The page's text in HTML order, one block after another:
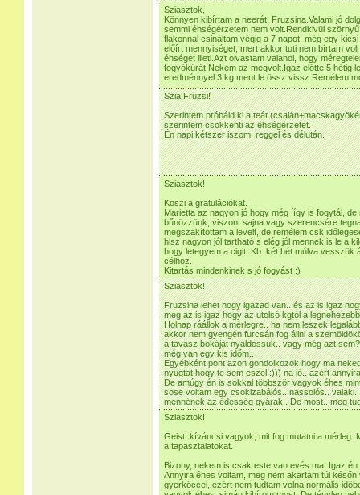
Sziasztok,
Könnyen kibírtam a neerát, Fruzsina.Valami jó
semmi éhségérzetem nem volt.Rendkivül
flakonnal csináltam végig a 7 napot, még egy
előírt mennyiséget, mert akkor tuti nem bírtam
éhséget illeti.Azt olvastam valahol, hogy
fogyókúrát.Nekem az megvolt.Igaz előtte 5 hétig
eredménnyel.3 kg.ment le össz vissz.Remélem
Szia Fruzsi!
Szerintem próbáld ki a teát
szerintem csökkenti az éhségérzetet.
Én napi kétszer iszom, reggel és délután.
Sziasztok!
Köszi a gratulációkat.
Marietta az nagyon jó hogy még íígy is fogytál,
bűnözzünk, viszont sajna vagy szerencsére
megszakítottam a levelt, de remélem csk
hisz nagyon jól tartható s elég jól mennek is le a
hogy letegyem a cigit. Kb. két hét múlva vesszük
célhoz.
Kitartás mindenkinek s jó fogyást :)
Sziasztok!
Fruzsina lehet hogy igazad van.. és az is igaz
meg az is igaz hogy az utolsó kgtól a
Holnap ráállok a mérlegre.. ha nem leszek
akkor nem gyengén furcsán fog állni a
a tavasz bokáját nyaldossuk.. vagy még azt
még van egy kis időm..
Egyébként pont azon gondolkozok hogy ma
nyugtat hogy te sem eszel :))) na jó.. azért
De amúgy én is sokkal többször vagyok éhes
sose voltam egy csokizabálós.. nassolós..
mennének az édesség gyárak.. De most.. meg
Sziasztok!
Geist, kíváncsi vagyok, mit fog mutatni a mérleg.
a tapasztalatokat.
Bizony, nekem is csak este van evés ma. Igaz
Annyira éhes voltam, meg nem akartam túl
gyerkőccel, ezért nem tudtam volna normális